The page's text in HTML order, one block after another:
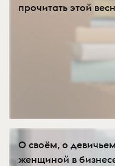
прочитать этой
О своём, о
женщиной в